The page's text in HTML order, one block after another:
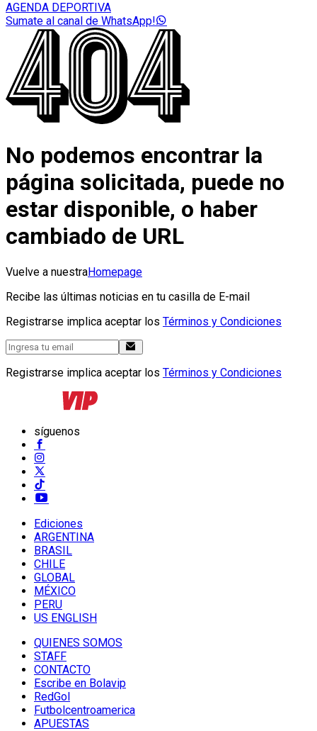
AGENDA DEPORTIVA
Sumate al canal de WhatsApp!
No podemos encontrar la
página solicitada, puede no
estar disponible, o haber
cambiado de URL
Vuelve a nuestraHomepage
Recibe las últimas noticias en tu casilla de E-mail
Registrarse implica aceptar los Términos y Condiciones
Registrarse implica aceptar los Términos y Condiciones
síguenos
Ediciones
ARGENTINA
BRASIL
CHILE
GLOBAL
MÉXICO
PERU
US ENGLISH
QUIENES SOMOS
STAFF
CONTACTO
Escribe en Bolavip
RedGol
Futbolcentroamerica
APUESTAS